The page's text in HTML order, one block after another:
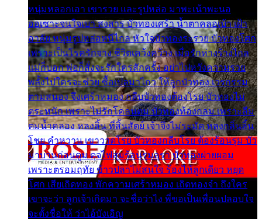
หนุ่มหลอกเอา เขารวย และรูปหล่อ มาพะเน้าพะนอ
ออเซาะจนใจเบา สงสาร บัวทองเศร้า น้ำตาคลอเบ้า เฝ้า
อาลัย หนุ่มรูปหล่อหนีไกล หัวใจบัวทองระรวย บัวทองโศก
เพราะเป็นโรครักจาง ชีวิตเคว้งคว้าง เมื่อรักห่างร้างไกล
แม่ก็บอก พ่อก็สั่งจะรักใครสักครั้ง อย่าไปหวังความรวย
พลั้งไปใครจะช่วย ซื้อเปลมาไกว ให้ลูกบัวทอง เวรกรรม
ตามสนอง จึงเศร้าหมอง กลีบบัวทองต้องโรย บัวทองไม่
ตระหนัก เพราะไม่รักโคลนตม บัวทองท้องกลม เพราะลืม
ตมน้ำคลอง หลงลิ้น ที่สิ้นสัตย์ เจ้าจึงไม่ระมัด หลงกลิ่นลิ้น
โชย คำหวาน เขาวาดโรย บัวทองกลีบโรย ต้องร้อนรุม บัว
มาบานก่อนตูม ดุจไฟสุมร้อนรุมอุรา บัวทองผ่ายผอม
เพราะตรอมฤทัย ข้าวปลาไม่สนใจ ร้องไห้ลูกเดียว หยุด
โศก เสียเถิดทอง พักความเศร้าหมอง เถิดทองจ๋า ถึงใคร
เขาจะว่า ลูกเจ้าเกิดมา จะชื่อว่าไง พี่ขอเป็นเพื่อนปลอบใจ
จะตั้งชื่อให้ ว่าไอ้บังเอิญ